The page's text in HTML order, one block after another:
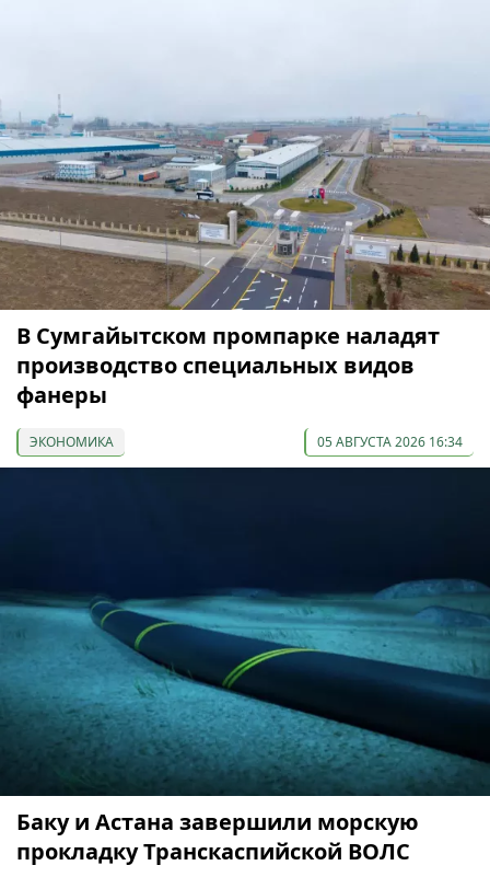
В Сумгайытском промпарке наладят
производство специальных видов
фанеры
ЭКОНОМИКА 05 АВГУСТА 2026 16:34
Баку и Астана завершили морскую
прокладку Транскаспийской ВОЛС